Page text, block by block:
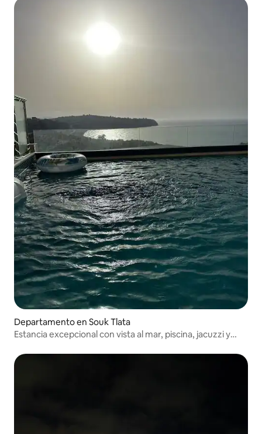
Departamento en Souk Tlata
Estancia excepcional con vista al mar, piscina, jacuzzi y